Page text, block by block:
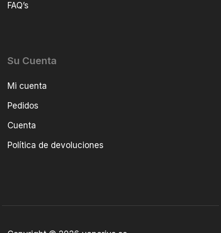
FAQ’s
Su Cuenta
Mi cuenta
Pedidos
Cuenta
Política de devoluciones